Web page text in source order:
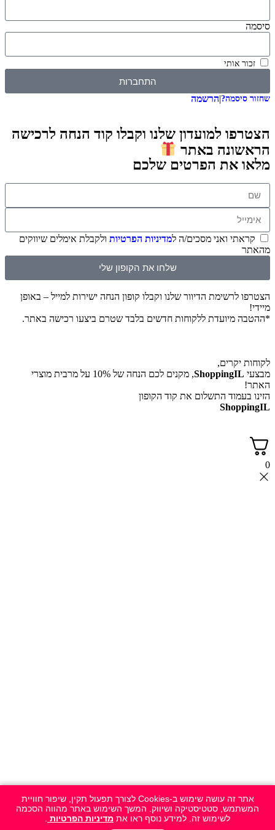
אתר זה עושה שימוש ב-Cookies לצורך תפעול תקין, שיפור חוויית
המשתמש, סטטיסטיקה ושיווק. המשך השימוש באתר מהווה הסכמה
לשימוש זה. למידע נוסף ראו את מדיניות הפרטיות
סיסמה
זכור אותי
התחברות
שחזור סיסמה?|הרשמה
הצטרפו למועדון שלנו וקבלו קוד הנחה לרכישה
הראשונה באתר
מלאו את הפרטים שלכם
קראתי ואני מסכים/ה למדיניות הפרטיות ולקבלת אימלים שיווקים
מהאתר
שלחו את הקופון שלי
הצטרפו לרשימת הדיוור שלנו וקבלו קופון הנחה ישירות למייל – באופן
מיידי!
*ההטבה מיועדת ללקוחות חדשים בלבד שטרם ביצעו רכישה באתר.
לקוחות יקרים,
מבצעי ShoppingIL
, מקנים לכם הנחה של 10% על מרבית מוצרי
האתר!
הזינו בעמוד התשלום את קוד הקופון
ShoppingIL
0